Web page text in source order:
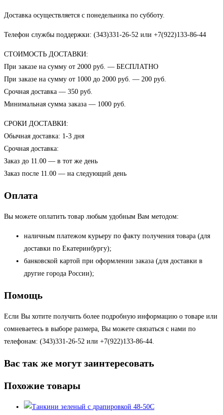
Доставка осуществляется с понедельника по субботу.
Телефон службы поддержки: (343)331-26-52 или +7(922)133-86-44
СТОИМОСТЬ ДОСТАВКИ:
При заказе на сумму от 2000 руб. — БЕСПЛАТНО
При заказе на сумму от 1000 до 2000 руб. — 200 руб.
Срочная доставка — 350 руб.
Минимальная сумма заказа — 1000 руб.
СРОКИ ДОСТАВКИ:
Обычная доставка: 1-3 дня
Срочная доставка:
Заказ до 11.00 — в тот же день
Заказ после 11.00 — на следующий день
Оплата
Вы можете оплатить товар любым удобным Вам методом:
наличным платежом курьеру по факту получения товара (для
доставки по Екатеринбургу);
банковской картой при оформлении заказа (для доставки в
другие города России);
Помощь
Если Вы хотите получить более подробную информацию о товаре или
сомневаетесь в выборе размера, Вы можете связаться с нами по
телефонам: (343)331-26-52 или +7(922)133-86-44.
Вас так же могут заинтересовать
Похожие товары